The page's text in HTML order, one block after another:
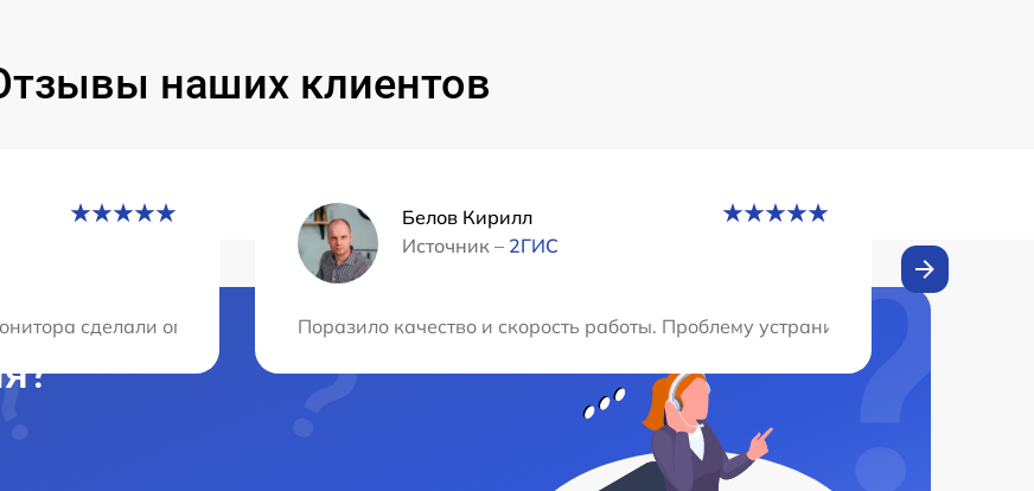
наших клиентов
сделали оперативно и качественно. Цены приятно удивили, спасибо за отличную работу!
Белов Кирилл
Источник – 2ГИС
Поразило качество и скорость работы. Проблему устранили в тот же день,